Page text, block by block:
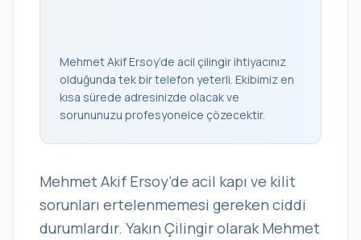
Mehmet Akif Ersoy’de acil çilingir ihtiyacınız
olduğunda tek bir telefon yeterli. Ekibimiz en
kısa sürede adresinizde olacak ve
sorununuzu profesyonelce çözecektir.
Mehmet Akif Ersoy’de acil kapı ve kilit
sorunları ertelenmemesi gereken ciddi
durumlardır. Yakın Çilingir olarak Mehmet